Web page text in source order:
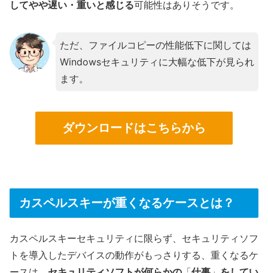
してやや遅い・重いと感じる可能性はありそうです。
ただ、ファイルコピーの性能低下に関しては
Windowsセキュリティに大幅な低下が見られ
ます。
ダウンロードはこちらから
カスペルスキーが重くなるケースとは？
カスペルスキーセキュリティに限らず、セキュリティソフ
トを導入したデバイスの動作がもっさりする、重くなるケ